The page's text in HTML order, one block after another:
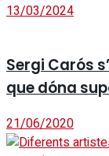
13/03/2024
Sergi Carós
que dóna
21/06/2020